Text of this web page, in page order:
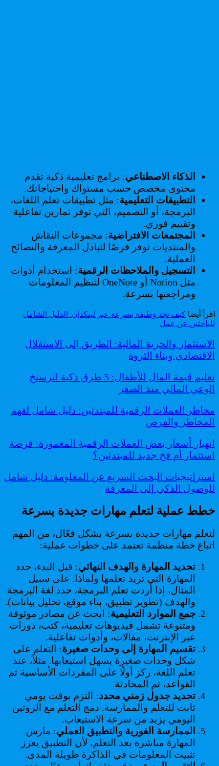
الذكاء الاصطناعي: برامج تعليمية ذكية تقدم
محتوى مخصص حسب مستواك واحتياجاتك.
التطبيقات التعليمية: مثل تطبيقات تعلم اللغات،
البرمجة، أو التصميم، التي توفر تمارين تفاعلية
وتقييم فوري.
المجتمعات الافتراضية: مجموعات النقاش
والمنتديات توفر فرصًا لتبادل المعرفة والنصائح
العملية.
التسجيل والملاحظات الرقمية: استخدام أدوات
مثل Notion أو OneNote لتنظيم المعلومات
ومراجعتها بسرعة.
اقرأ أيضا كيف تجد وظيفة بسرعة عبر لينكدإن: الدليل الشامل
للباحثين عن عمل
الاستثمار والحرية المالية: الطريق إلى الاستقلال
الاقتصادي وبناء الثروة
تعليم قيمة المال للأطفال: 5 طرق ذكية لترسيخ
الوعي المالي منذ الصغر
مخاطر العملات الرقمية للمبتدئين: دليل شامل لفهم
المخاطر والفرص
انهيار أسعار بعض العملات الرقمية المغمورة: فرصة
استثمار أم فخ جديد للمبتدئين؟
استراتيجيات البحث السريع عن المعلومة: دليل شامل
للوصول الذكي إلى المعرفة
خطط عملية لتعلم مهارات جديدة بسرعة
لتعلم مهارات جديدة بسرعة بشكل فعّال، من المهم
اتباع خطة منظمة تعتمد على خطوات عملية:
تحديد المهارة والهدف النهائي: قبل البدء، حدد
المهارة التي تريد تعلمها ولماذا. على سبيل
المثال، إذا أردت تعلم البرمجة، حدد لغة البرمجة
والهدف (تطوير تطبيق، بناء موقع، تحليل بيانات).
جمع الموارد التعليمية: ابحث عن مصادر موثوقة
ومتنوعة تشمل فيديوهات تعليمية، كتب، دورات
عبر الإنترنت، مقالات، وأدوات تفاعلية.
تقسيم المهارة إلى وحدات صغيرة: التعلم على
شكل وحدات صغيرة يسهل استيعابها. مثلاً، عند
تعلم اللغة، ركز أولًا على المفردات الأساسية ثم
القواعد، ثم المحادثة.
تحديد جدول زمني محدد: التزم بوقت يومي
ثابت للتعلم والممارسة. دمج التعلم مع الروتين
اليومي يزيد من سرعة الاستيعاب.
الممارسة الفورية والتطبيق العملي: مارس
المهارة مباشرة بعد التعلم، لأن التطبيق يعزز
تثبيت المعلومات في الذاكرة طويلة المدى.